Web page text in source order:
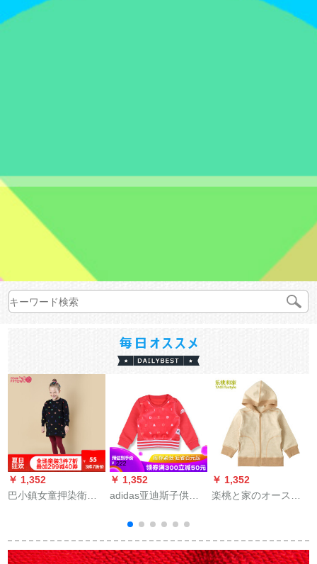
￥ 1,352
巴小鎮女童押染衛服
カープ3871黒130
￥ 1,352
adidas亚迪斯子供服
子供供服のカシミヤ
の服のカジュ・アル
ジュBQ 0546 BQ
￥ 1,352
楽桃と家のオースト
の男女の子供供用カ
ーディガンの子供服